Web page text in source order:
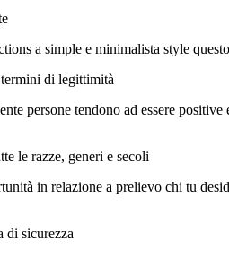
a simple e minimalista style
di legittimità
persone tendono ad essere
le razze, generi e secoli
in relazione a prelievo chi tu
di sicurezza